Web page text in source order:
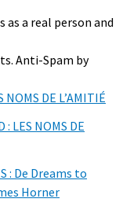
as a real person and
Anti-Spam by
DE L’AMITIÉ
LES NOMS DE
: De Dreams to
Horner